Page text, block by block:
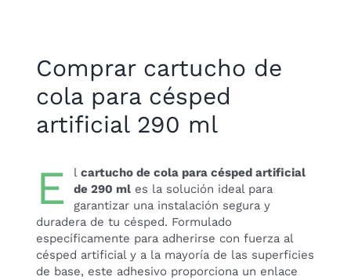
Comprar cartucho de
cola para césped
artificial 290 ml
E l cartucho de cola para césped artificial
de 290 mles la solución ideal para
garantizar una instalación segura y
duradera de tu césped. Formulado
específicamente para adherirse con fuerza al
césped artificial y a la mayoría de las superficies
de base, este adhesivo proporciona un enlace